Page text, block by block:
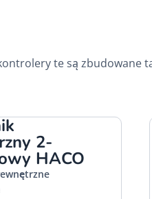
te są zbudowane
2-
HACO